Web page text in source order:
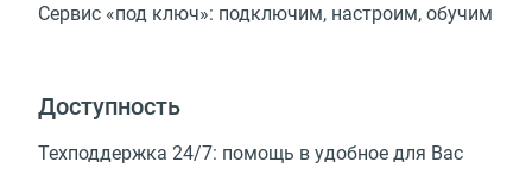
Cервис «под ключ»: подключим, настроим, обучим
Доступность
Техподдержка 24/7: помощь в удобное для Вас